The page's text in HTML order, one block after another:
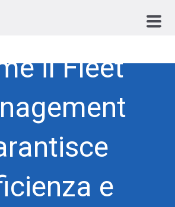
il Fleet
e